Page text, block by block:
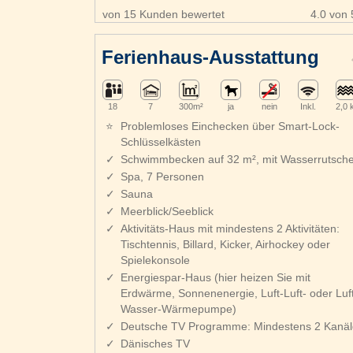
von 15 Kunden bewertet 4.0 von
Ferienhaus-Ausstattung
18 7 300m² ja nein Inkl. 2,0
Problemloses Einchecken über Smart-Lock-
Schlüsselkästen
Schwimmbecken auf 32 m², mit Wasserrutsche
Spa, 7 Personen
Sauna
Meerblick/Seeblick
Aktivitäts-Haus mit mindestens 2 Aktivitäten:
Tischtennis, Billard, Kicker, Airhockey oder
Spielekonsole
Energiespar-Haus (hier heizen Sie mit
Erdwärme, Sonnenenergie, Luft-Luft- oder
Wasser-Wärmepumpe)
Deutsche TV Programme: Mindestens 2
Dänisches TV